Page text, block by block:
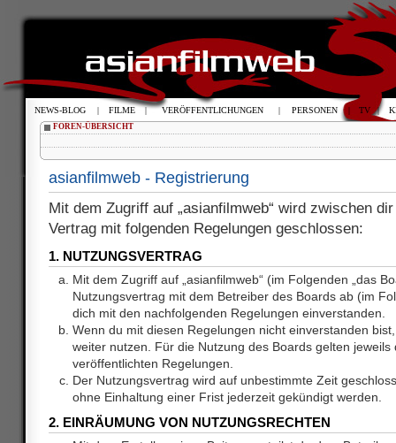
FOREN-ÜBERSICHT
asianfilmweb - Registrierung
Mit dem Zugriff auf „asianfilmweb“ wird zwischen
Vertrag mit folgenden Regelungen geschlossen:
1. NUTZUNGSVERTRAG
Mit dem Zugriff auf „asianfilmweb“ (im Folgenden „das
Nutzungsvertrag mit dem Betreiber des Boards ab (im
dich mit den nachfolgenden Regelungen einverstanden.
Wenn du mit diesen Regelungen nicht einverstanden
weiter nutzen. Für die Nutzung des Boards gelten jeweils
veröffentlichten Regelungen.
Der Nutzungsvertrag wird auf unbestimmte Zeit
ohne Einhaltung einer Frist jederzeit gekündigt werden.
2. EINRÄUMUNG VON NUTZUNGSRECHTEN
NEWS-BLOG | FILME | VERÖFFENTLICHUNGEN | PERSONEN | TV |